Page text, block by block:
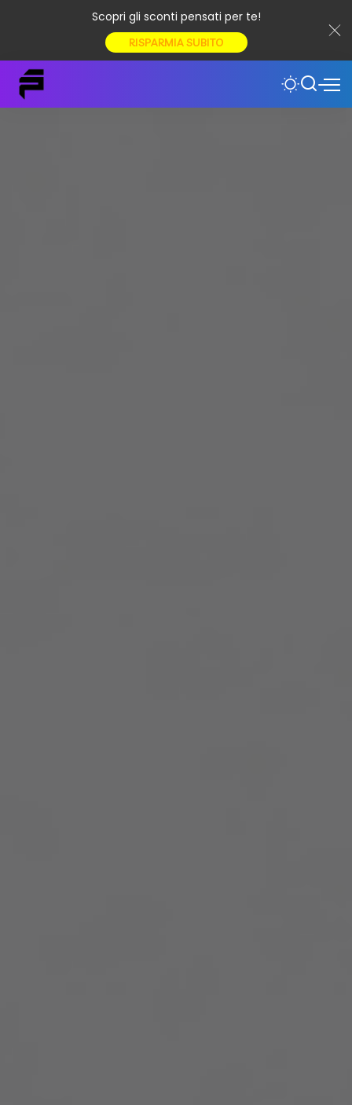
Scopri gli sconti pensati per te!
RISPARMIA SUBITO